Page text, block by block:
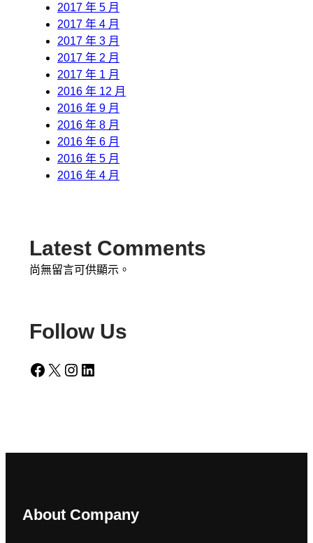
2017 年 5 月
2017 年 4 月
2017 年 3 月
2017 年 2 月
2017 年 1 月
2016 年 12 月
2016 年 9 月
2016 年 8 月
2016 年 6 月
2016 年 5 月
2016 年 4 月
Latest Comments
尚無留言可供顯示。
Follow Us
Facebook X Instagram LinkedIn
About Company